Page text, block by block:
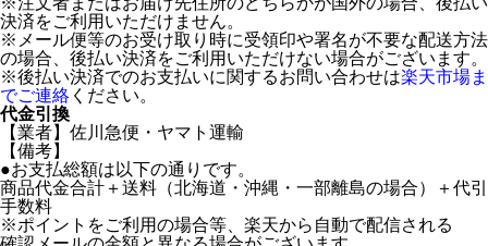
決済をご利用いただけません。
※メール便等のお受け取り時に受領印や署名が不要な配送方法
の場合、後払い決済をご利用いただけない場合がございます。
※後払い決済でのお支払いに関するお問い合わせは楽天市場ま
でご連絡 ください。
代金引換
【業者】佐川急便・ヤマト運輸
【備考】
●お支払総額は以下の通りです。
商品代金合計＋送料（北海道・沖縄・一部離島の場合）＋代引
手数料
※ポイントをご利用の場合等、楽天から自動で配信される